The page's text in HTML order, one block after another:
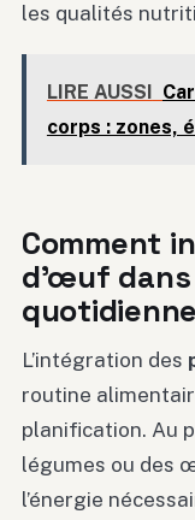
les qualités
LIRE AUSSI
corps : zones,
Comment
d’œuf
quotidienne
L’intégration des
routine
planification. Au
légumes ou des
l’énergie